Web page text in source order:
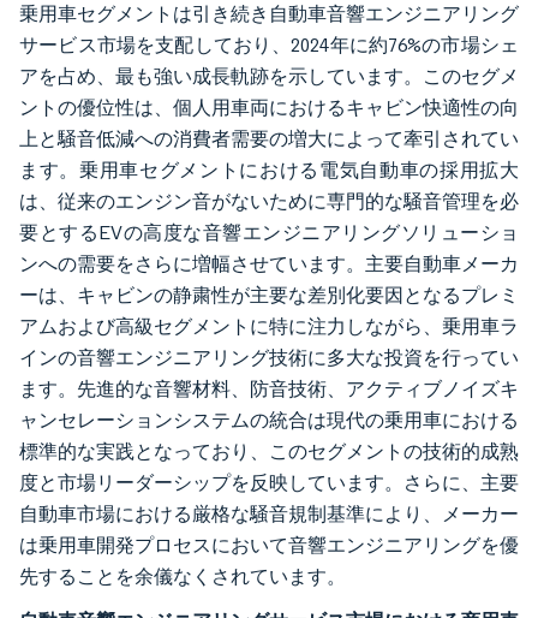
乗用車セグメントは引き続き自動車音響エンジニアリング
サービス市場を支配しており、2024年に約76%の市場シェ
アを占め、最も強い成長軌跡を示しています。このセグメ
ントの優位性は、個人用車両におけるキャビン快適性の向
上と騒音低減への消費者需要の増大によって牽引されてい
ます。乗用車セグメントにおける電気自動車の採用拡大
は、従来のエンジン音がないために専門的な騒音管理を必
要とするEVの高度な音響エンジニアリングソリューショ
ンへの需要をさらに増幅させています。主要自動車メーカ
ーは、キャビンの静粛性が主要な差別化要因となるプレミ
アムおよび高級セグメントに特に注力しながら、乗用車ラ
インの音響エンジニアリング技術に多大な投資を行ってい
ます。先進的な音響材料、防音技術、アクティブノイズキ
ャンセレーションシステムの統合は現代の乗用車における
標準的な実践となっており、このセグメントの技術的成熟
度と市場リーダーシップを反映しています。さらに、主要
自動車市場における厳格な騒音規制基準により、メーカー
は乗用車開発プロセスにおいて音響エンジニアリングを優
先することを余儀なくされています。